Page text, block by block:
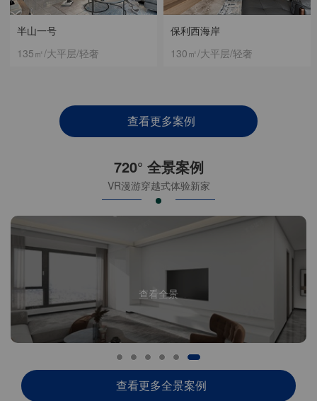
保利西海岸
130㎡/大平层/轻奢
半山一号
135㎡/大平层/轻奢
查看更多案例
720° 全景案例
VR漫游穿越式体验新家
查看全景
查看更多全景案例